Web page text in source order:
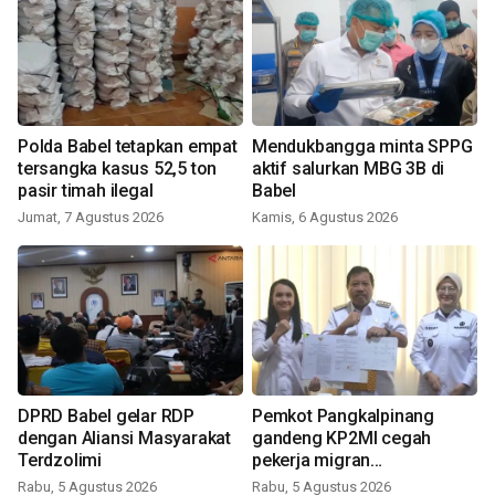
Polda Babel tetapkan empat
tersangka kasus 52,5 ton
pasir timah ilegal
Jumat, 7 Agustus 2026
Mendukbangga minta SPPG
aktif salurkan MBG 3B di
Babel
Kamis, 6 Agustus 2026
DPRD Babel gelar RDP
dengan Aliansi Masyarakat
Terdzolimi
Rabu, 5 Agustus 2026
Pemkot Pangkalpinang
gandeng KP2MI cegah
pekerja migran
nonprosedural
Rabu, 5 Agustus 2026